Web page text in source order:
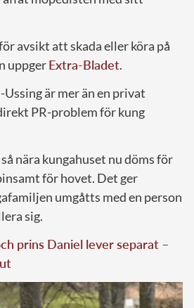
avsikt att skada eller köra på
uppgerExtra-Bladet.
är mer än en privat
PR-problem för kung
nära kungahuset nu döms för
för hovet. Det ger
umgåtts med en person
sig.
prins Daniel lever separat –